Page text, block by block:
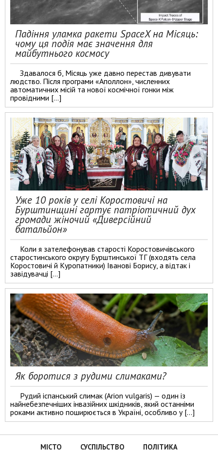
Падіння уламка ракети SpaceX на Місяць:
чому ця подія має значення для
майбутнього космосу
Здавалося б, Місяць уже давно перестав дивувати
людство. Після програми «Аполлон», численних
автоматичних місій та нової космічної гонки між
провідними […]
Уже 10 років у селі Коростовичі на
Бурштинщині гартує патріотичний дух
громади жіночий «Диверсійний
батальйон»
Коли я зателефонував старості Коростовичівського
старостинського округу Бурштинської ТГ (входять села
Коростовичі й Куропатники) Іванові Борису, а відтак і
завідувачці […]
Як боротися з рудими слимаками?
Рудий іспанський слимак (Arion vulgaris) — один із
найнебезпечніших інвазійних шкідників, який останніми
роками активно поширюється в Україні, особливо у […]
МІСТО СУСПІЛЬСТВО ПОЛІТИКА